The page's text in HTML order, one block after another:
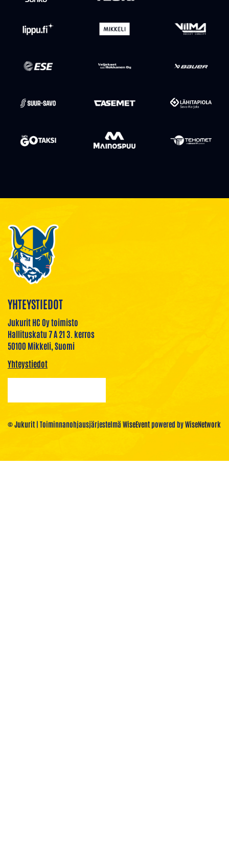
YHTEYSTIEDOT
Jukurit HC Oy toimisto
Hallituskatu 7 A 21 3. kerros
50100 Mikkeli, Suomi
Yhteystiedot
© Jukurit | Toiminnanohjausjärjestelmä WiseEventpowered byWiseNetwork